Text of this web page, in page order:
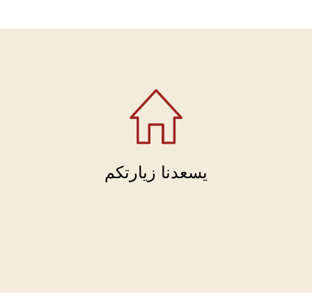
يسعدنا زيارتكم